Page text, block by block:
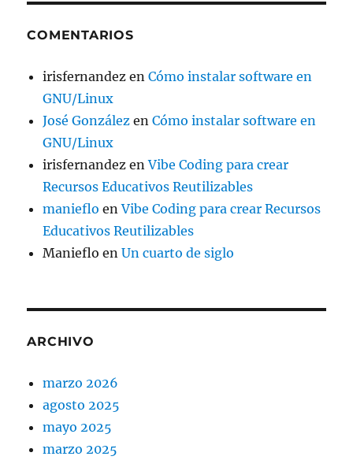
COMENTARIOS
irisfernandez enCómo instalar software en
GNU/Linux
José González enCómo instalar software en
GNU/Linux
irisfernandez enVibe Coding para crear
Recursos Educativos Reutilizables
manieflo enVibe Coding para crear Recursos
Educativos Reutilizables
Manieflo enUn cuarto de siglo
ARCHIVO
marzo 2026
agosto 2025
mayo 2025
marzo 2025